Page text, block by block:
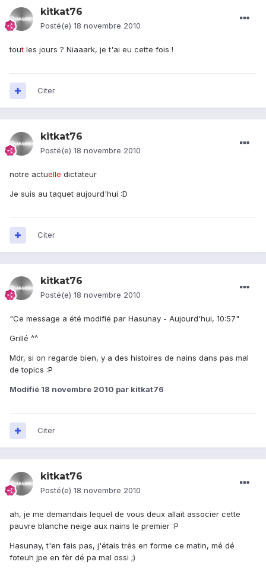
kitkat76
Posté(e) 18 novembre 2010
tout les jours ? Niaaark, je t'ai eu cette fois !
Citer
kitkat76
Posté(e) 18 novembre 2010
notre actuelle dictateur
Je suis au taquet aujourd'hui :D
Citer
kitkat76
Posté(e) 18 novembre 2010
"Ce message a été modifié par Hasunay - Aujourd'hui, 10:57"
Grillé ^^
Mdr, si on regarde bien, y a des histoires de nains dans pas mal
de topics :P
Modifié 18 novembre 2010 par kitkat76
Citer
kitkat76
Posté(e) 18 novembre 2010
ah, je me demandais lequel de vous deux allait associer cette
pauvre blanche neige aux nains le premier :P
Hasunay, t'en fais pas, j'étais très en forme ce matin, mé dé
foteuh jpe en fèr dé pa mal ossi ;)